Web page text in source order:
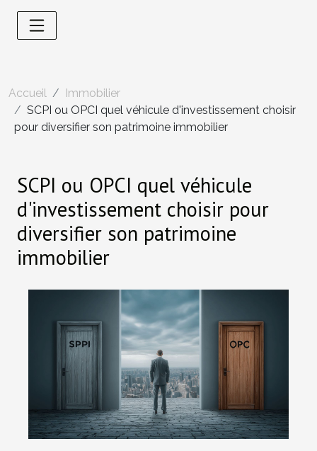
Accueil
Immobilier
SCPI ou OPCI quel véhicule d'investissement choisir
pour diversifier son patrimoine immobilier
SCPI ou OPCI quel véhicule
d'investissement choisir pour
diversifier son patrimoine
immobilier